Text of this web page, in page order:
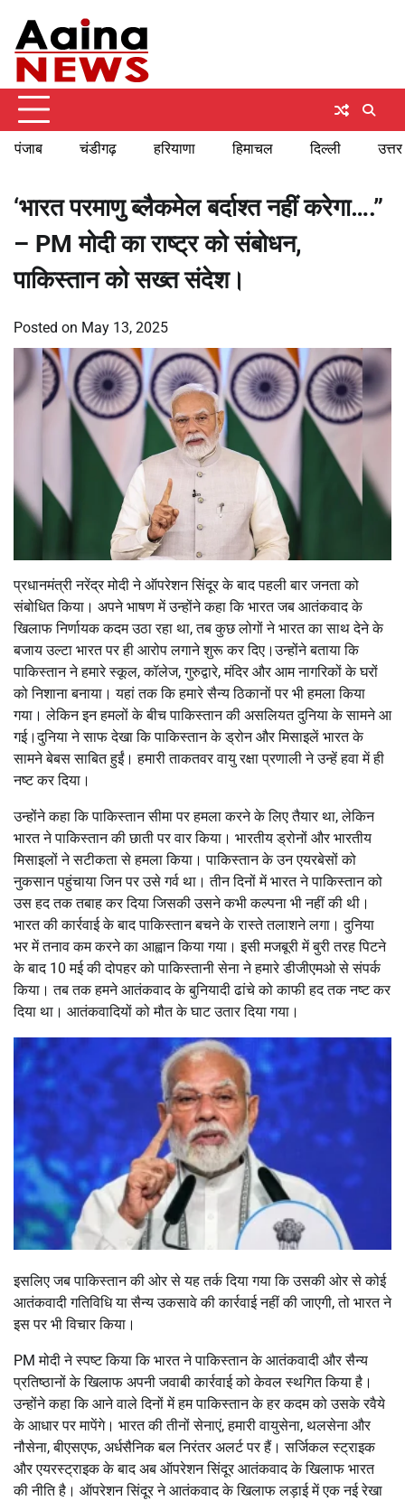
content
पंजाब चंडीगढ़ हरियाणा हिमाचल दिल्ली
‘भारत परमाणु ब्लैकमेल बर्दाश्त नहीं करेगा….”
– PM मोदी का राष्ट्र को संबोधन,
पाकिस्तान को सख्त संदेश।
Posted on May 13, 2025
प्रधानमंत्री नरेंद्र मोदी ने ऑपरेशन सिंदूर के बाद पहली बार जनता को
संबोधित किया। अपने भाषण में उन्होंने कहा कि भारत जब आतंकवाद के
खिलाफ निर्णायक कदम उठा रहा था, तब कुछ लोगों ने भारत का साथ देने के
बजाय उल्टा भारत पर ही आरोप लगाने शुरू कर दिए।उन्होंने बताया कि
पाकिस्तान ने हमारे स्कूल, कॉलेज, गुरुद्वारे, मंदिर और आम नागरिकों के घरों
को निशाना बनाया। यहां तक कि हमारे सैन्य ठिकानों पर भी हमला किया
गया। लेकिन इन हमलों के बीच पाकिस्तान की असलियत दुनिया के सामने आ
गई।दुनिया ने साफ देखा कि पाकिस्तान के ड्रोन और मिसाइलें भारत के
सामने बेबस साबित हुईं। हमारी ताकतवर वायु रक्षा प्रणाली ने उन्हें हवा में ही
नष्ट कर दिया।
उन्होंने कहा कि पाकिस्तान सीमा पर हमला करने के लिए तैयार था, लेकिन
भारत ने पाकिस्तान की छाती पर वार किया। भारतीय ड्रोनों और भारतीय
मिसाइलों ने सटीकता से हमला किया। पाकिस्तान के उन एयरबेसों को
नुकसान पहुंचाया जिन पर उसे गर्व था। तीन दिनों में भारत ने पाकिस्तान को
उस हद तक तबाह कर दिया जिसकी उसने कभी कल्पना भी नहीं की थी।
भारत की कार्रवाई के बाद पाकिस्तान बचने के रास्ते तलाशने लगा। दुनिया
भर में तनाव कम करने का आह्वान किया गया। इसी मजबूरी में बुरी तरह पिटने
के बाद 10 मई की दोपहर को पाकिस्तानी सेना ने हमारे डीजीएमओ से संपर्क
किया। तब तक हमने आतंकवाद के बुनियादी ढांचे को काफी हद तक नष्ट कर
दिया था। आतंकवादियों को मौत के घाट उतार दिया गया।
इसलिए जब पाकिस्तान की ओर से यह तर्क दिया गया कि उसकी ओर से कोई
आतंकवादी गतिविधि या सैन्य उकसावे की कार्रवाई नहीं की जाएगी, तो भारत ने
इस पर भी विचार किया।
PM मोदी ने स्पष्ट किया कि भारत ने पाकिस्तान के आतंकवादी और सैन्य
प्रतिष्ठानों के खिलाफ अपनी जवाबी कार्रवाई को केवल स्थगित किया है।
उन्होंने कहा कि आने वाले दिनों में हम पाकिस्तान के हर कदम को उसके रवैये
के आधार पर मापेंगे। भारत की तीनों सेनाएं, हमारी वायुसेना, थलसेना और
नौसेना, बीएसएफ, अर्धसैनिक बल निरंतर अलर्ट पर हैं। सर्जिकल स्ट्राइक
और एयरस्ट्राइक के बाद अब ऑपरेशन सिंदूर आतंकवाद के खिलाफ भारत
की नीति है। ऑपरेशन सिंदूर ने आतंकवाद के खिलाफ लड़ाई में एक नई रेखा